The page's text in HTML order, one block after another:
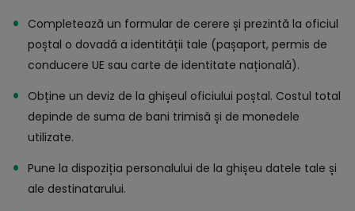
Completează un formular de cerere și prezintă la oficiul
poștal o dovadă a identității tale (pașaport, permis de
conducere UE sau carte de identitate națională).
Obține un deviz de la ghișeul oficiului poștal. Costul total
depinde de suma de bani trimisă și de monedele
utilizate.
Pune la dispoziția personalului de la ghișeu datele tale și
ale destinatarului.